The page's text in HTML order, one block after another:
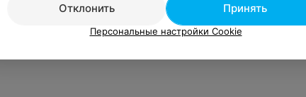
Отклонить
Принять
Персональные настройки Cookie